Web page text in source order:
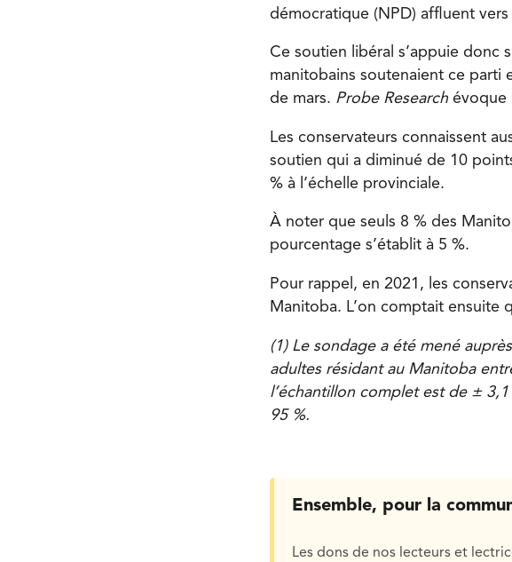
démocratique (NPD) affluent
Ce soutien libéral s’appuie donc
manitobains soutenaient ce parti
de mars. Probe Research évoque
Les conservateurs connaissent
soutien qui a diminué de 10
% à l’échelle provinciale.
À noter que seuls 8 % des
pourcentage s’établit à 5 %.
Pour rappel, en 2021, les
Manitoba. L’on comptait ensuite
(1) Le sondage a été mené
adultes résidant au Manitoba
l’échantillon complet est de ±
95 %.
Ensemble, pour la
Les dons de nos lecteurs et